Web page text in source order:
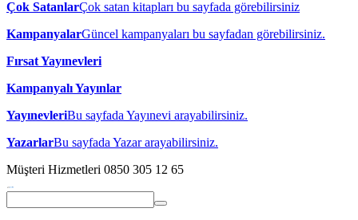
Çok SatanlarÇok satan kitapları bu sayfada görebilirsiniz
KampanyalarGüncel kampanyaları bu sayfadan görebilirsiniz.
Fırsat Yayınevleri
Kampanyalı Yayınlar
YayınevleriBu sayfada Yayınevi arayabilirsiniz.
YazarlarBu sayfada Yazar arayabilirsiniz.
Müşteri Hizmetleri 0850 305 12 65